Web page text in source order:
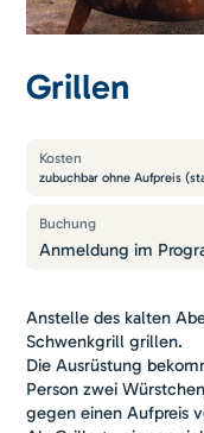
Grillen
Kosten
zubuchbar ohne Aufpreis
Buchung
Anmeldung im
Anstelle des kalten
Schwenkgrill grillen.
Die Ausrüstung
Person zwei
gegen einen Aufpreis